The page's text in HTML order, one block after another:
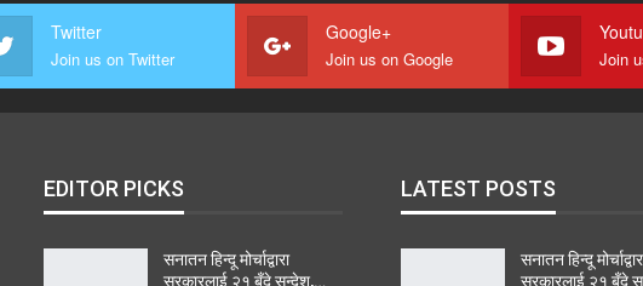
Twitter
Join us on Twitter
Google+
Join us on Google Join
EDITOR PICKS
सनातन हिन्दू मोर्चाद्वारा
सरकारलाई २१ बुँदे सन्देश,…
LATEST POSTS
सनातन हिन्दू
सरकारलाई २१ बुँदे